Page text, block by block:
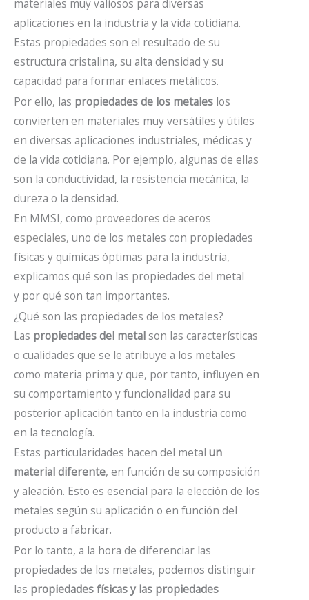
materiales muy valiosos para diversas
aplicaciones en la industria y la vida cotidiana.
Estas propiedades son el resultado de su
estructura cristalina, su alta densidad y su
capacidad para formar enlaces metálicos.
Por ello, las propiedades de los metales los
convierten en materiales muy versátiles y útiles
en diversas aplicaciones industriales, médicas y
de la vida cotidiana. Por ejemplo, algunas de ellas
son la conductividad, la resistencia mecánica, la
dureza o la densidad.
En MMSI, como proveedores de aceros
especiales, uno de los metales con propiedades
físicas y químicas óptimas para la industria,
explicamos qué son las propiedades del metal
y por qué son tan importantes.
¿Qué son las propiedades de los metales?
Las propiedades del metalson las características
o cualidades que se le atribuye a los metales
como materia prima y que, por tanto, influyen en
su comportamiento y funcionalidad para su
posterior aplicación tanto en la industria como
en la tecnología.
Estas particularidades hacen del metal un
material diferente, en función de su composición
y aleación. Esto es esencial para la elección de los
metales según su aplicación o en función del
producto a fabricar.
Por lo tanto, a la hora de diferenciar las
propiedades de los metales, podemos distinguir
las propiedades físicas y las propiedades